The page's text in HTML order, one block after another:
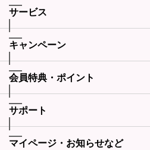
サービス
キャンペーン
会員特典・ポイント
サポート
マイページ・お知らせなど